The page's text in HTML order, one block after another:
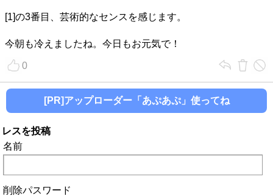
[1]の3番目、芸術的なセンスを感じます。
今朝も冷えましたね。今日もお元気で！
0
[PR]アップローダー「あぷあぷ」使ってね
レスを投稿
名前
削除パスワード